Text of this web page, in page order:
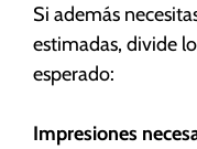
Si además
estimadas, divide
esperado:
Impresiones